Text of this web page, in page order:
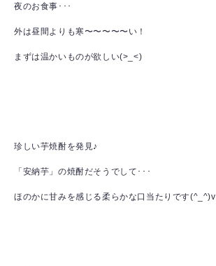
夜のお食事･･･
外は昼間よりも寒〜〜〜〜〜い！
まずは温かいものが欲しい(>_<)
珍しい芋焼酎を発見♪
「安納芋」の焼酎だそうでして･･･
ほのかに甘みを感じる柔らかな口当たりです(^_^)v